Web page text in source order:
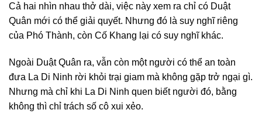
Cả hai nhìn nhau thở dài, việc này xem ra chỉ có Duật
Quân mới có thể giải quyết. Nhưng đó là suy nghĩ riêng
của Phó Thành, còn Cố Khang lại có suy nghĩ khác.
Ngoài Duật Quân ra, vẫn còn một người có thể an toàn
đưa La Di Ninh rời khỏi trại giam mà không gặp trở ngại gì.
Nhưng mà chỉ khi La Di Ninh quen biết người đó, bằng
không thì chỉ trách số cô xui xẻo.